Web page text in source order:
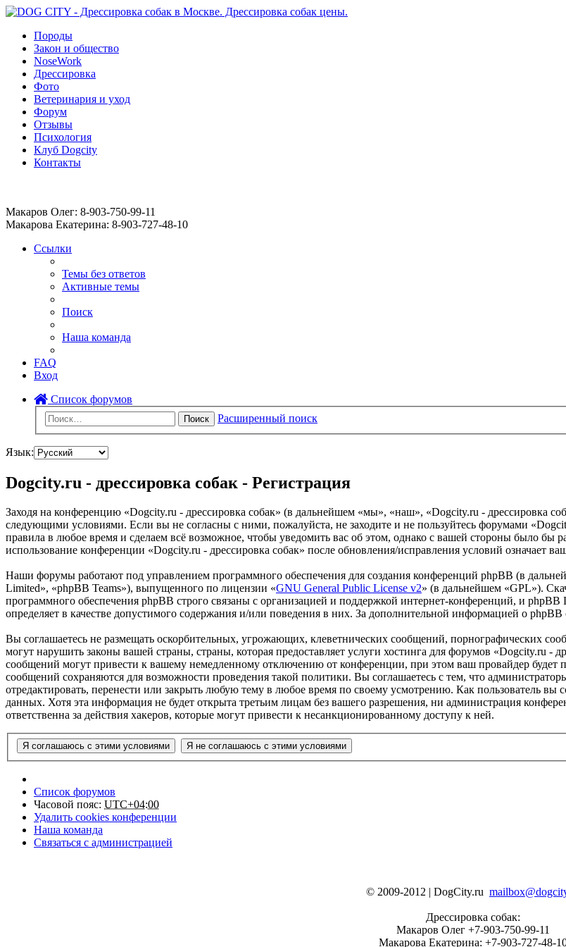
Породы
Закон и общество
NoseWork
Дрессировка
Фото
Ветеринария и уход
Форум
Отзывы
Психология
Клуб Dogcity
Контакты
Макаров Олег: 8-903-750-99-11
Макарова Екатерина: 8-903-727-48-10
Ссылки
Темы без ответов
Активные темы
Поиск
Наша команда
FAQ
Вход
Список форумов
Поиск Расширенный поиск
Язык:
Dogcity.ru - дрессировка собак - Регистрация
Заходя на конференцию «Dogcity.ru - дрессировка собак» (в дальнейшем «мы», «наш», «Dogcity.ru - дрессировка
следующими условиями. Если вы не согласны с ними, пожалуйста, не заходите и не пользуйтесь форумами
правила в любое время и сделаем всё возможное, чтобы уведомить вас об этом, однако с вашей стороны было бы
использование конференции «Dogcity.ru - дрессировка собак» после обновления/исправления условий означает
Наши форумы работают под управлением программного обеспечения для создания конференций phpBB (в
Limited», «phpBB Teams»), выпущенного по лицензии «GNU General Public License v2» (в дальнейшем «GPL»).
программного обеспечения phpBB строго связаны с организацией и поддержкой интернет-конференций, и
определяет в качестве допустимого содержания и/или поведения в них. За дополнительной информацией о phpBB
Вы соглашаетесь не размещать оскорбительных, угрожающих, клеветнических сообщений, порнографических
могут нарушить законы вашей страны, страны, которая предоставляет услуги хостинга для форумов «Dogcity.ru
сообщений могут привести к вашему немедленному отключению от конференции, при этом ваш провайдер будет
сообщений сохраняются для возможности проведения такой политики. Вы соглашаетесь с тем, что
отредактировать, перенести или закрыть любую тему в любое время по своему усмотрению. Как пользователь вы
данных. Хотя эта информация не будет открыта третьим лицам без вашего разрешения, ни администрация
ответственна за действия хакеров, которые могут привести к несанкционированному доступу к ней.
Список форумов
Часовой пояс: UTC+04:00
Удалить cookies конференции
Наша команда
Связаться с администрацией
© 2009-2012 | DogCity.ru
Дрессировка собак:
Макаров Олег +7-903-750-99-11
Макарова Екатерина: +7-903-727-48-